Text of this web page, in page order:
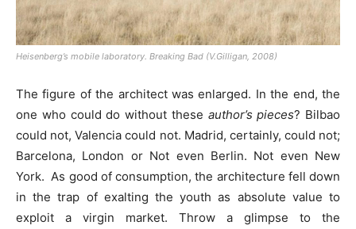
Heisenberg’s mobile laboratory. Breaking Bad (V.Gilligan, 2008)
The figure of the architect was enlarged. In the end, the
one who could do without these author’s pieces? Bilbao
could not, Valencia could not. Madrid, certainly, could not;
Barcelona, London or Not even Berlin. Not even New
York. As good of consumption, the architecture fell down
in the trap of exalting the youth as absolute value to
exploit a virgin market. Throw a glimpse to the